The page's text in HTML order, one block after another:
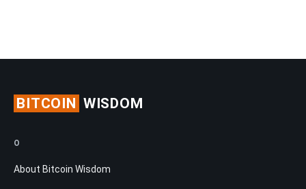
BITCOIN WISDOM
O
About Bitcoin Wisdom